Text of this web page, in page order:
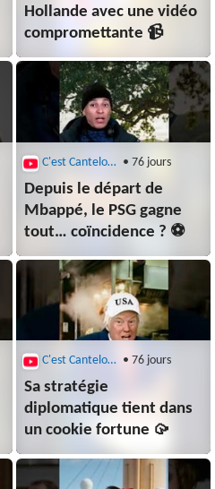
Hollande avec une vidéo
compromettante 📹
C'est Canteloup • 76 jours
Depuis le départ de
Mbappé, le PSG gagne
tout… coïncidence ? ⚽
C'est Canteloup • 76 jours
Sa stratégie
diplomatique tient dans
un cookie fortune 🥠